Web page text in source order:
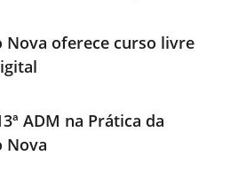
Nova oferece curso livre
ADM na Prática da
Nova